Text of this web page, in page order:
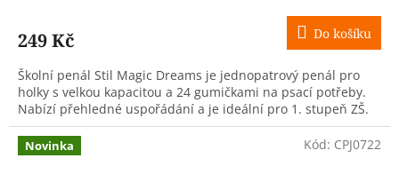
249 Kč Do košíku
Školní penál Stil Magic Dreams je jednopatrový penál pro
holky s velkou kapacitou a 24 gumičkami na psací potřeby.
Nabízí přehledné uspořádání a je ideální pro 1. stupeň ZŠ.
Novinka Kód: CPJ0722